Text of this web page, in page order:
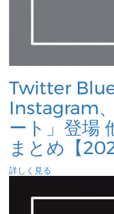
Twitter
Instagram
ート」登場
まとめ【
詳しく見る